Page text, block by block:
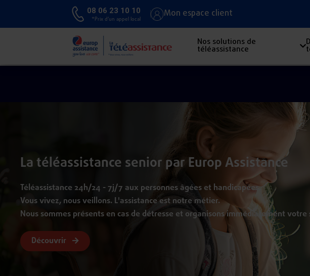
08 06 23 10 10
*Prix d’un appel local Mon espace client
Nos solutions de
téléassistance
La téléassistance senior par Europ Assistance
Téléassistance 24h/24 - 7j/7 aux personnes âgées et handicapées.
Vous vivez, nous veillons. L'assistance est notre métier.
Nous sommes présents en cas de détresse et organisons immédiatement votre
Découvrir